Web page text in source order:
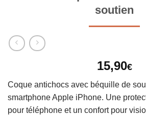
soutien
15,90€
Coque antichocs avec béquille de
smartphone Apple iPhone. Une
pour téléphone et un confort pour